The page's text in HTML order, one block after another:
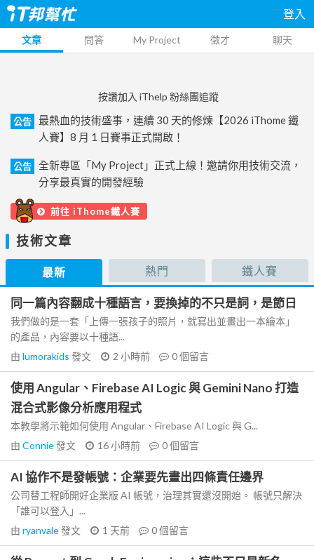
登入
文章 問答 My Project 徵才 聊天
按讚加入 iThelp 粉絲團追蹤
公告
最熱血的技術盛事，連續 30 天的修煉【2026 iThome 鐵
人賽】8 月 1 日賽事正式開啟！
公告
全新專區「My Project」正式上線！邀請你用技術交流，
分享最真實的開發經驗
前往 iThome鐵人賽
技術文章
最新 熱門 鐵人賽
同一篇內容翻成十種語言，要換掉的不只是詞，是節日
我們做的是一套「上傳一張孩子的照片，就寫出並畫出一本繪本」
的產品，內容要以十種語...
由 lumorakids 發文 2 小時前 0個留言
使用 Angular、Firebase AI Logic 與 Gemini Nano 打造
混合式影像分析應用程式
本教學將示範如何使用 Angular、Firebase AI Logic 與 G...
由 Connie發文 16 小時前 0個留言
AI 協作不是發帳號：企業要先畫出四條責任邊界
公司替工程師開好企業版 AI 帳號，治理其實還沒開始。 帳號只解決
「誰可以登入」...
由 ryanvale發文 1 天前 0個留言